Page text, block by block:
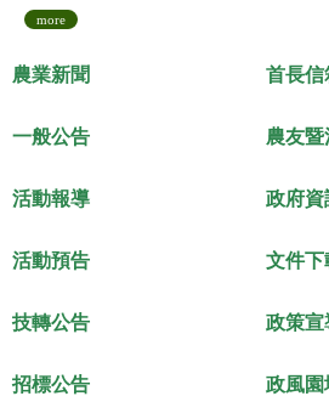
more
農業新聞
一般公告
活動報導
活動預告
技轉公告
招標公告
首長信
農友
政府資
文件下
政策宣
政風園